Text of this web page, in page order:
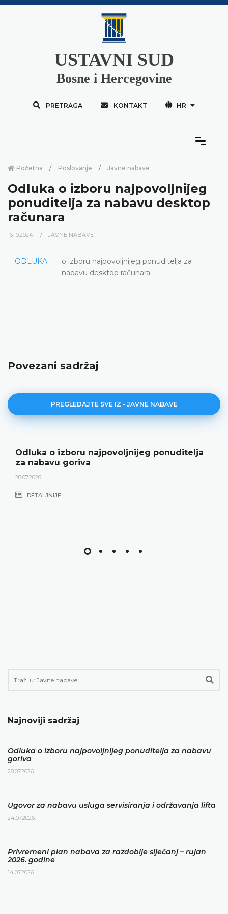
USTAVNI SUD
Bosne i Hercegovine
PRETRAGA KONTAKT HR
Početna Poslovanje Javne nabave
Odluka o izboru najpovoljnijeg
ponuditelja za nabavu desktop
računara
16.10.2024. JAVNE NABAVE
ODLUKA
o izboru najpovoljnijeg ponuditelja za
nabavu desktop računara
Povezani sadržaj
PREGLEDAJTE SVE IZ - JAVNE NABAVE
Odluka o izboru najpovoljnijeg ponuditelja
za nabavu goriva
28.07.2026.
DETALJNIJE
Najnoviji sadržaj
Odluka o izboru najpovoljnijeg ponuditelja za nabavu
goriva
28.07.2026.
Ugovor za nabavu usluga servisiranja i održavanja lifta
24.07.2026.
Privremeni plan nabava za razdoblje siječanj – rujan
2026. godine
14.07.2026.